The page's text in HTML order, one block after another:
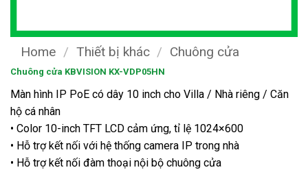
Home / Thiết bị khác / Chuông cửa
Chuông cửa KBVISION KX-VDP05HN
Màn hình IP PoE có dây 10 inch cho Villa / Nhà riêng / Căn
hộ cá nhân
• Color 10-inch TFT LCD cảm ứng, tỉ lệ 1024×600
• Hỗ trợ kết nối với hệ thống camera IP trong nhà
• Hỗ trợ kết nối đàm thoại nội bộ chuông cửa